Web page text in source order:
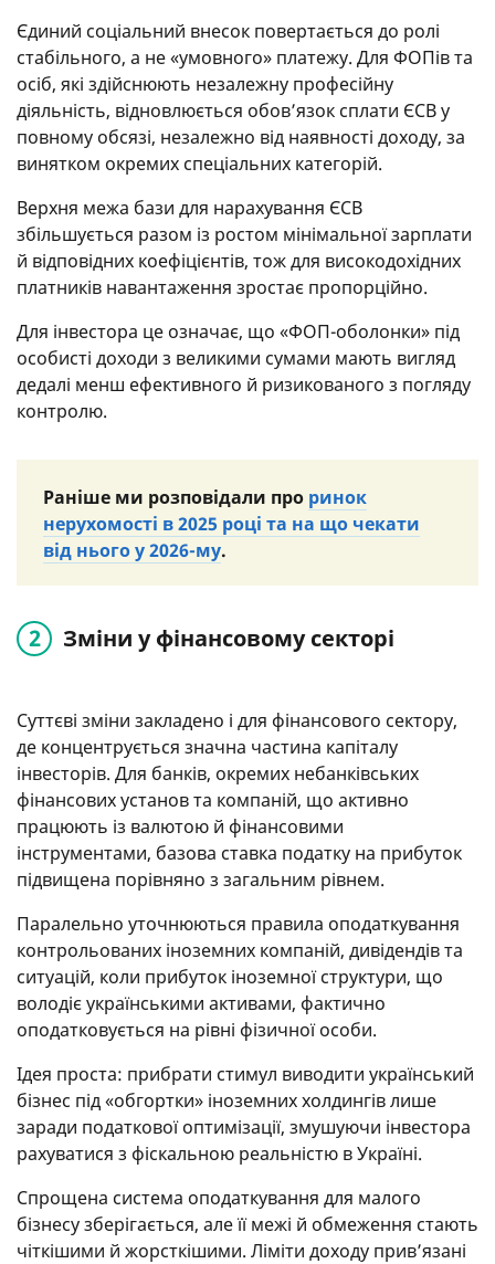
Єдиний соціальний внесок повертається до ролі
стабільного, а не «умовного» платежу. Для ФОПів та
осіб, які здійснюють незалежну професійну
діяльність, відновлюється обов’язок сплати ЄСВ у
повному обсязі, незалежно від наявності доходу, за
винятком окремих спеціальних категорій.
Верхня межа бази для нарахування ЄСВ
збільшується разом із ростом мінімальної зарплати
й відповідних коефіцієнтів, тож для високодохідних
платників навантаження зростає пропорційно.
Для інвестора це означає, що «ФОП-оболонки» під
особисті доходи з великими сумами мають вигляд
дедалі менш ефективного й ризикованого з погляду
контролю.
Раніше ми розповідали про ринок
нерухомості в 2025 році та на що чекати
від нього у 2026-му.
Зміни у фінансовому секторі
Суттєві зміни закладено і для фінансового сектору,
де концентрується значна частина капіталу
інвесторів. Для банків, окремих небанківських
фінансових установ та компаній, що активно
працюють із валютою й фінансовими
інструментами, базова ставка податку на прибуток
підвищена порівняно з загальним рівнем.
Паралельно уточнюються правила оподаткування
контрольованих іноземних компаній, дивідендів та
ситуацій, коли прибуток іноземної структури, що
володіє українськими активами, фактично
оподатковується на рівні фізичної особи.
Ідея проста: прибрати стимул виводити український
бізнес під «обгортки» іноземних холдингів лише
заради податкової оптимізації, змушуючи інвестора
рахуватися з фіскальною реальністю в Україні.
Спрощена система оподаткування для малого
бізнесу зберігається, але її межі й обмеження стають
чіткішими й жорсткішими. Ліміти доходу прив’язані